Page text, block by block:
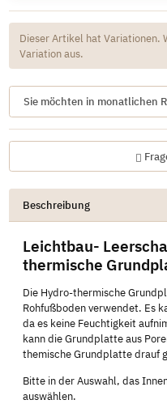
x
Dieser Artikel hat Variationen.
Variation aus.
Sie möchten in monatlichen
Beschreibung
Leichtbau-
thermische
Die Hydro-thermische
Rohfußboden verwendet. Es
da es keine Feuchtigkeit
kann die Grundplatte aus
themische Grundplatte drauf
Bitte in der Auswahl, das
auswählen.